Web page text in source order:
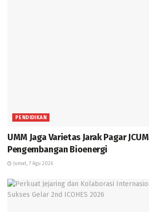
PENDIDIKAN
UMM Jaga Varietas Jarak Pagar
Pengembangan Bioenergi
Jumat, 7 Agu 2026